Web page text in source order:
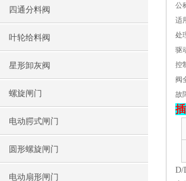
四通分料阀
叶轮给料阀
星形卸灰阀
螺旋闸门
电动腭式闸门
圆形螺旋闸门
电动扇形闸门
公
适
处
驱
控
阀
故
D/